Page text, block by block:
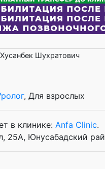
Хусанбек Шухратович
, Для взрослых
в клинике: Anfa Clinic.
25А, Юнусабадский